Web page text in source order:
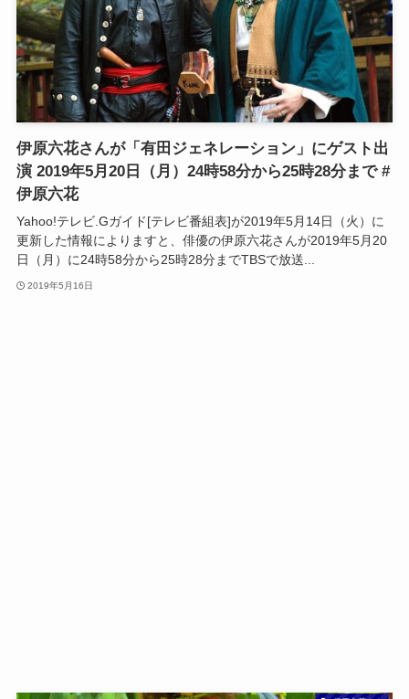
伊原六花さんが「有田ジェネレーション」にゲスト出
演 2019年5月20日（月）24時58分から25時28分まで #
伊原六花
Yahoo!テレビ.Gガイド[テレビ番組表]が2019年5月14日（火）に
更新した情報によりますと、俳優の伊原六花さんが2019年5月20
日（月）に24時58分から25時28分までTBSで放送...
2019年5月16日